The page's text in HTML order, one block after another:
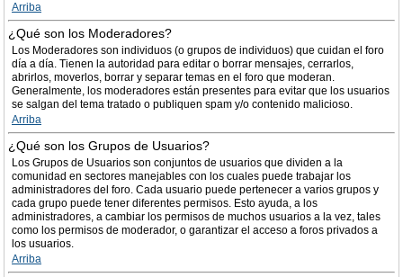
Arriba
¿Qué son los Moderadores?
Los Moderadores son individuos (o grupos de individuos) que cuidan el foro
día a día. Tienen la autoridad para editar o borrar mensajes, cerrarlos,
abrirlos, moverlos, borrar y separar temas en el foro que moderan.
Generalmente, los moderadores están presentes para evitar que los usuarios
se salgan del tema tratado o publiquen spam y/o contenido malicioso.
Arriba
¿Qué son los Grupos de Usuarios?
Los Grupos de Usuarios son conjuntos de usuarios que dividen a la
comunidad en sectores manejables con los cuales puede trabajar los
administradores del foro. Cada usuario puede pertenecer a varios grupos y
cada grupo puede tener diferentes permisos. Esto ayuda, a los
administradores, a cambiar los permisos de muchos usuarios a la vez, tales
como los permisos de moderador, o garantizar el acceso a foros privados a
los usuarios.
Arriba